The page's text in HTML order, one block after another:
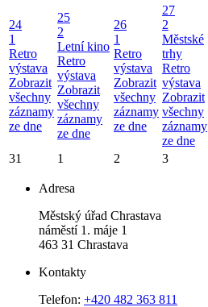
24
1
Retro
výstava
Zobrazit
všechny
záznamy
ze dne
25
2
Letní kino
Retro
výstava
Zobrazit
všechny
záznamy
ze dne
26
1
Retro
výstava
Zobrazit
všechny
záznamy
ze dne
27
2
Městské
trhy
Retro
výstava
Zobrazit
všechny
záznamy
ze dne
31 1 2 3
Adresa
Městský úřad Chrastava
náměstí 1. máje 1
463 31 Chrastava
Kontakty
Telefon: +420 482 363 811